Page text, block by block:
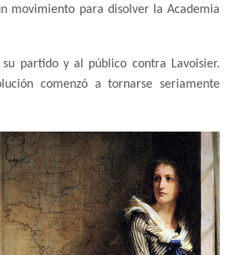
movimiento para disolver la Academia
partido y al público contra Lavoisier.
comenzó a tornarse seriamente